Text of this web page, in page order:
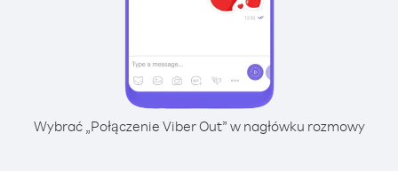
Wybrać „Połączenie Viber Out” w nagłówku rozmowy